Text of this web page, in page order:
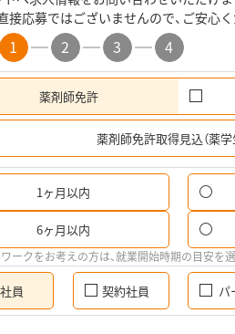
接応募ではございませんので、ご安心く
1 2 3 4
薬剤師免許
薬剤師免許取得見込（薬学
1ヶ月以内
6ヶ月以内
ークをお考えの方は、就業開始時期の目安を
員 契約社員 パ